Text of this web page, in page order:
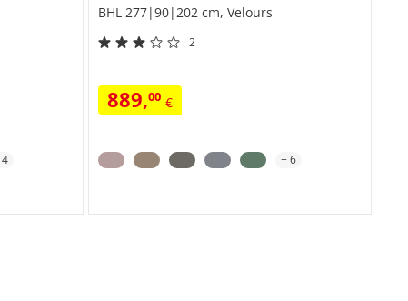
4
BHL 277|90|202 cm, Velours
2
889,00 €
+6